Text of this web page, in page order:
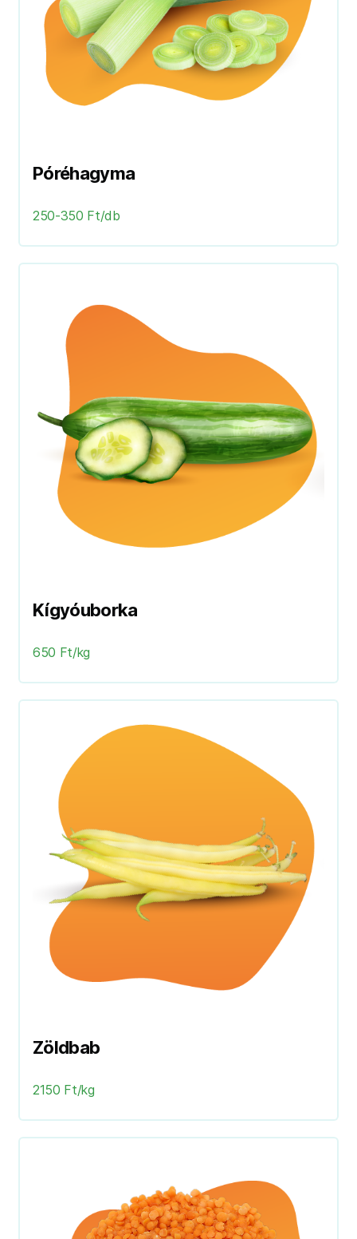
Póréhagyma
250-350 Ft/db
Kígyóuborka
650 Ft/kg
Zöldbab
2150 Ft/kg